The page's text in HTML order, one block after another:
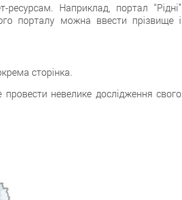
Наприклад, портал “Рідні”
порталу можна ввести прізвище і
сторінка.
невелике дослідження свого